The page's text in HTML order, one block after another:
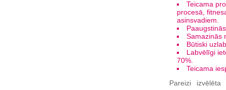
Teicama
procesā,
asinsvadiem.
Samazinās
Būtiski
Labvēlīgi
70%.
Teicama
Pareizi